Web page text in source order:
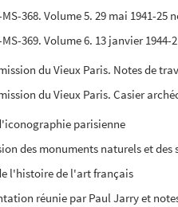
MS-368. Volume 5. 29 mai 1941-25
MS-369. Volume 6. 13 janvier 1944-
du Vieux Paris. Notes de
du Vieux Paris. Casier
parisienne
des monuments naturels et
l'histoire de l'art français
réunie par Paul Jarry et